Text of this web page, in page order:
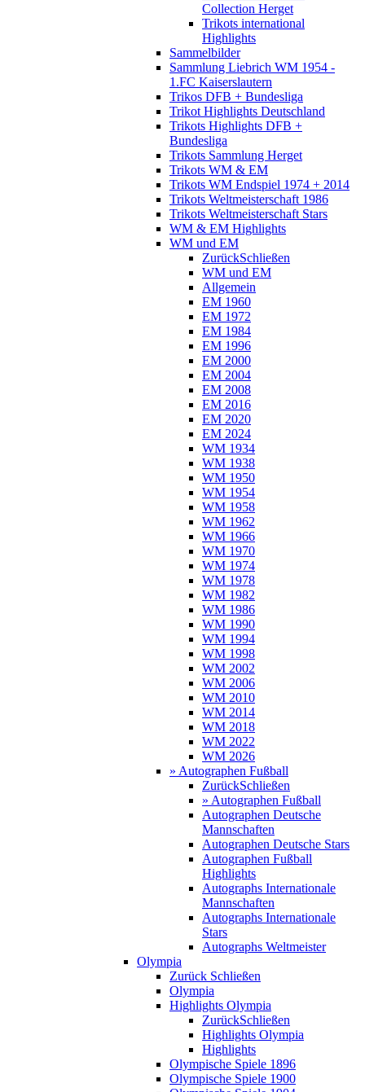
Collection Herget
Trikots international
Highlights
Sammelbilder
Sammlung Liebrich WM 1954 -
1.FC Kaiserslautern
Trikos DFB + Bundesliga
Trikot Highlights Deutschland
Trikots Highlights DFB +
Bundesliga
Trikots Sammlung Herget
Trikots WM & EM
Trikots WM Endspiel 1974 + 2014
Trikots Weltmeisterschaft 1986
Trikots Weltmeisterschaft Stars
WM & EM Highlights
WM und EM
ZurückSchließen
WM und EM
Allgemein
EM 1960
EM 1972
EM 1984
EM 1996
EM 2000
EM 2004
EM 2008
EM 2016
EM 2020
EM 2024
WM 1934
WM 1938
WM 1950
WM 1954
WM 1958
WM 1962
WM 1966
WM 1970
WM 1974
WM 1978
WM 1982
WM 1986
WM 1990
WM 1994
WM 1998
WM 2002
WM 2006
WM 2010
WM 2014
WM 2018
WM 2022
WM 2026
» Autographen Fußball
ZurückSchließen
» Autographen Fußball
Autographen Deutsche
Mannschaften
Autographen Deutsche Stars
Autographen Fußball
Highlights
Autographs Internationale
Mannschaften
Autographs Internationale
Stars
Autographs Weltmeister
Olympia
Zurück Schließen
Olympia
Highlights Olympia
ZurückSchließen
Highlights Olympia
Highlights
Olympische Spiele 1896
Olympische Spiele 1900